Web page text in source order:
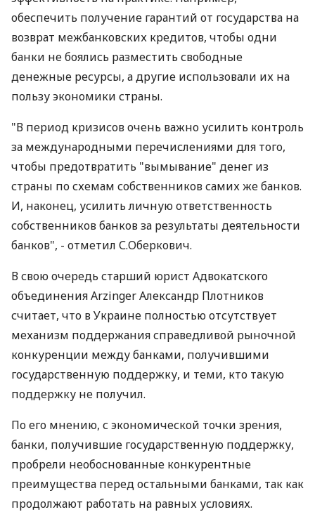
обеспечить получение гарантий от государства на
возврат межбанковских кредитов, чтобы одни
банки не боялись разместить свободные
денежные ресурсы, а другие использовали их на
пользу экономики страны.
"В период кризисов очень важно усилить контроль
за международными перечислениями для того,
чтобы предотвратить "вымывание" денег из
страны по схемам собственников самих же банков.
И, наконец, усилить личную ответственность
собственников банков за результаты деятельности
банков", - отметил С.Оберкович.
В свою очередь старший юрист Адвокатского
объединения Arzinger Александр Плотников
считает, что в Украине полностью отсутствует
механизм поддержания справедливой рыночной
конкуренции между банками, получившими
государственную поддержку, и теми, кто такую
поддержку не получил.
По его мнению, с экономической точки зрения,
банки, получившие государственную поддержку,
пробрели необоснованные конкурентные
преимущества перед остальными банками, так как
продолжают работать на равных условиях.